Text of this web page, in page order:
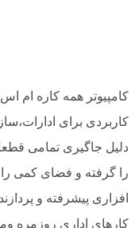
کامپیوتر همه کاره ام
کاربردی برای
دلیل جاگیری تمامی
را گرفته و فضای کمی
افزاری پیشرفته و
کارهای اداری روزمره